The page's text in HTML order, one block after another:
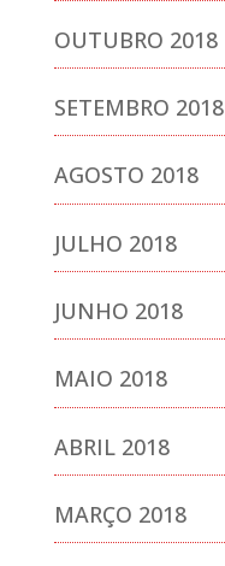
OUTUBRO 2018
SETEMBRO 2018
AGOSTO 2018
JULHO 2018
JUNHO 2018
MAIO 2018
ABRIL 2018
MARÇO 2018